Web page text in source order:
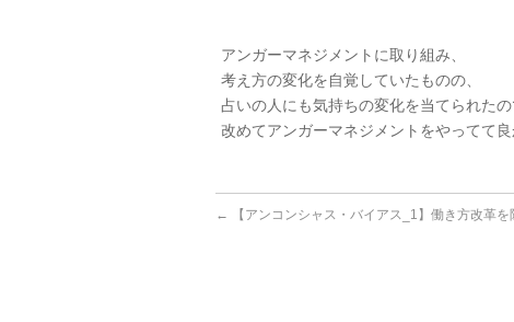
アンガーマネジメントに取り組み、
考え方の変化を自覚していたものの、
占いの人にも気持ちの変化を当てられた
改めてアンガーマネジメントをやってて
← 【アンコンシャス・バイアス_1】働き方改革を